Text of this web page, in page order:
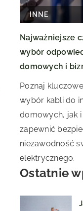
INNE
Najważniejsze
wybór
domowych i
Poznaj
wybór kabli do
domowych, jak
zapewnić
niezawodność
elektrycznego.
Ostatnie